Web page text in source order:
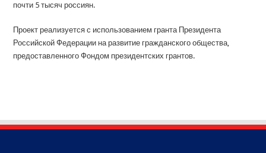
почти 5 тысяч россиян.
Проект реализуется с использованием гранта Президента
Российской Федерации на развитие гражданского общества,
предоставленного Фондом президентских грантов.